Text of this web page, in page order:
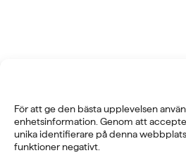
För att ge den bästa upplevelsen
enhetsinformation. Genom att
unika identifierare på denna
funktioner negativt.